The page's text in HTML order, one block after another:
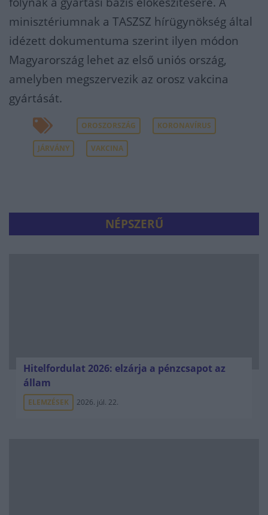
minisztériumnak a TASZSZ hírügynökség által
idézett dokumentuma szerint ilyen módon
Magyarország lehet az első uniós ország,
amelyben megszervezik az orosz vakcina
gyártását.
OROSZORSZÁG KORONAVÍRUS
JÁRVÁNY VAKCINA
NÉPSZERŰ
Hitelfordulat 2026: elzárja a pénzcsapot az
állam
ELEMZÉSEK 2026. júl. 22.